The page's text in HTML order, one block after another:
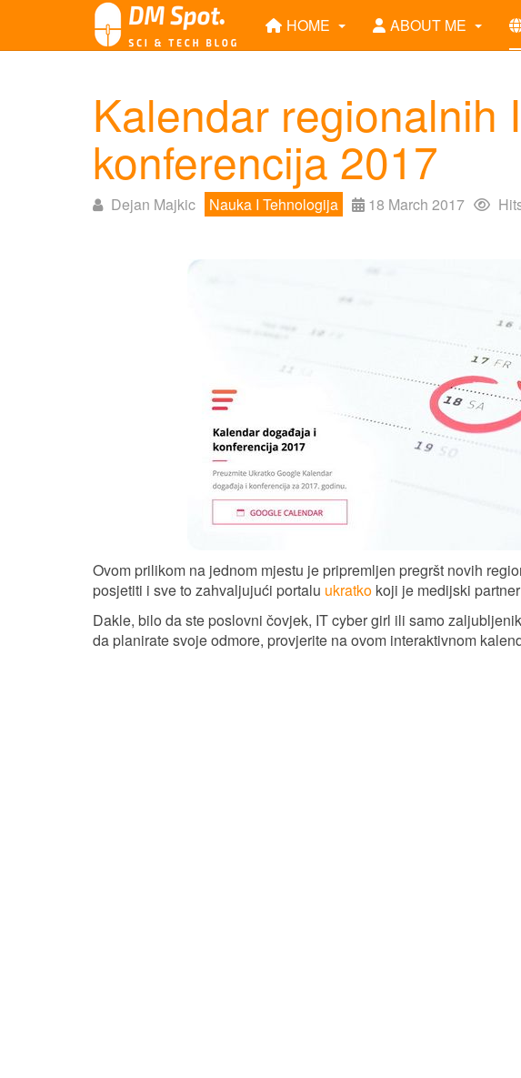
HOME ABOUT ME
Kalendar regionalnih
konferencija 2017
Dejan Majkic Nauka I Tehnologija 18 March 2017
Ovom prilikom na jednom mjestu je pripremljen pregršt novih
posjetiti i sve to zahvaljujući portalu ukratko koji je medijski
Dakle, bilo da ste poslovni čovjek, IT cyber girl ili samo
da planirate svoje odmore, provjerite na ovom interaktivnom